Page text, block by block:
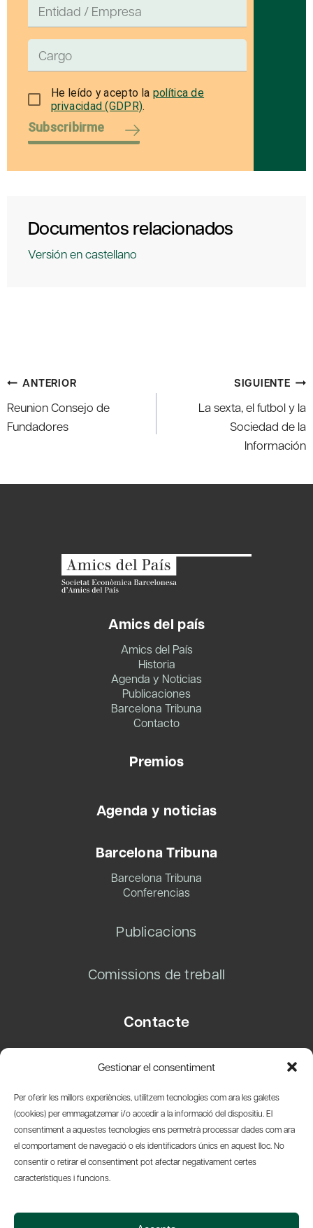
Gestionar el consentiment
Per oferir les millors experiències, utilitzem tecnologies com ara les galetes
(cookies) per emmagatzemar i/o accedir a la informació del dispositiu. El
consentiment a aquestes tecnologies ens permetrà processar dades com ara
el comportament de navegació o els identificadors únics en aquest lloc. No
consentir o retirar el consentiment pot afectar negativament certes
característiques i funcions.
He leído y acepto la política de
privacidad (GDPR).
Subscribirme
Documentos relacionados
Versión en castellano
Navegación
de
entradas
ANTERIOR
Reunion Consejo de
Fundadores
SIGUIENTE
La sexta, el futbol y la
Sociedad de la
Información
Amics del país
Amics del País
Historia
Agenda y Noticias
Publicaciones
Barcelona Tribuna
Contacto
Premios
Agenda y noticias
Barcelona Tribuna
Barcelona Tribuna
Conferencias
Publicacions
Comissions de treball
Contacte
08003 Barcelona
info@amicsdelpais.com
Suscripció Newsletter
© 2026 Societat Econòmica Barcelonesa d'Amics del País